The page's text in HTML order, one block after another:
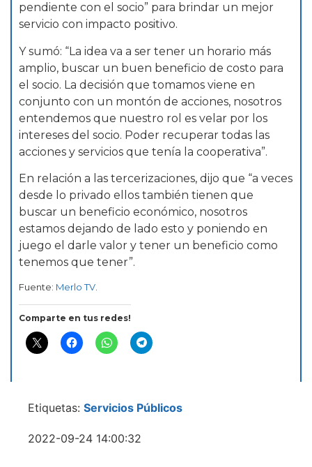
pendiente con el socio” para brindar un mejor
servicio con impacto positivo.
Y sumó: “La idea va a ser tener un horario más
amplio, buscar un buen beneficio de costo para
el socio. La decisión que tomamos viene en
conjunto con un montón de acciones, nosotros
entendemos que nuestro rol es velar por los
intereses del socio. Poder recuperar todas las
acciones y servicios que tenía la cooperativa”.
En relación a las tercerizaciones, dijo que “a veces
desde lo privado ellos también tienen que
buscar un beneficio económico, nosotros
estamos dejando de lado esto y poniendo en
juego el darle valor y tener un beneficio como
tenemos que tener”.
Fuente: Merlo TV.
Comparte en tus redes!
Etiquetas: Servicios Públicos
2022-09-24 14:00:32